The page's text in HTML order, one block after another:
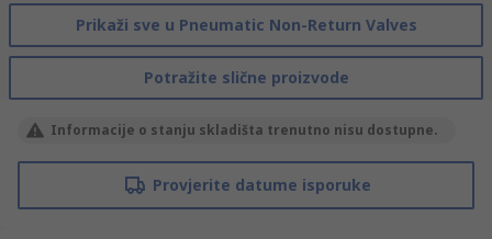
Prikaži sve u Pneumatic Non-Return Valves
Potražite slične proizvode
Informacije o stanju skladišta trenutno nisu dostupne.
Provjerite datume isporuke